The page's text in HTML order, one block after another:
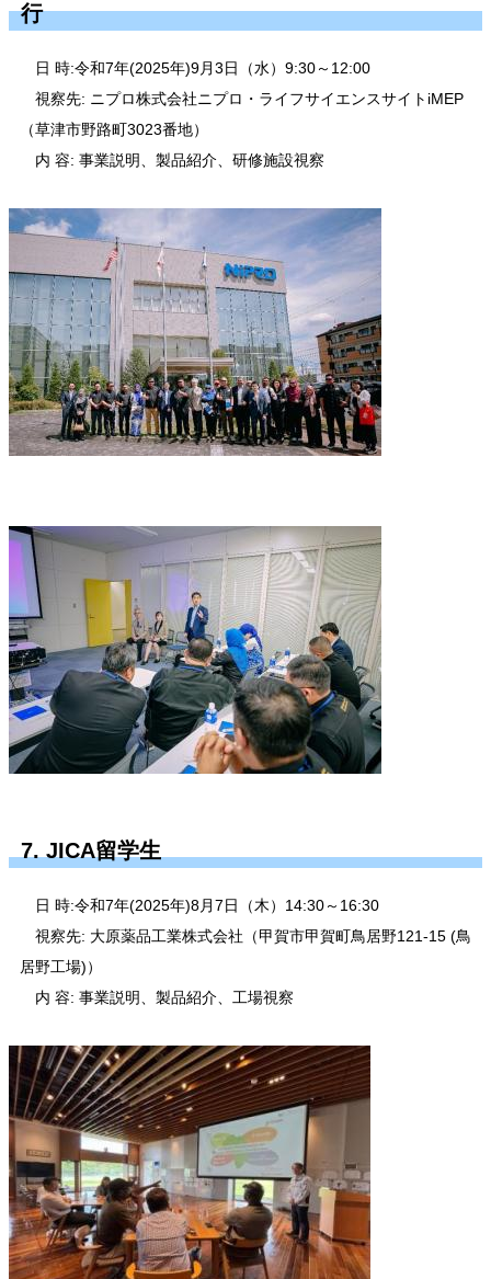
行
日 時:令和7年(2025年)9月3日（水）9:30～12:00
視察先: ニプロ株式会社ニプロ・ライフサイエンスサイトiMEP
（草津市野路町3023番地）
内 容: 事業説明、製品紹介、研修施設視察
7. JICA留学生
日 時:令和7年(2025年)8月7日（木）14:30～16:30
視察先: 大原薬品工業株式会社（甲賀市甲賀町鳥居野121-15 (鳥
居野工場)）
内 容: 事業説明、製品紹介、工場視察